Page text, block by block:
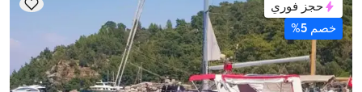
حجز فوري
خصم 5%